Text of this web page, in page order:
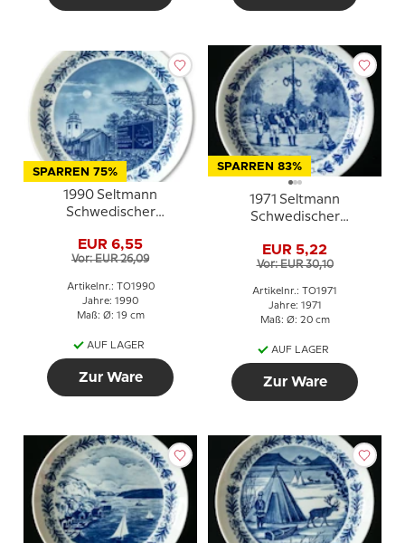
SPARREN 75%
1990 Seltmann
Schwedischer
Norrbotten
EUR 6,55
Vor: EUR 26,09
Artikelnr.: TO1990
Jahre: 1990
Maß: Ø: 19 cm
AUF LAGER
Zur Ware
SPARREN 83%
1971 Seltmann
Schwedischer
Dalarna
EUR 5,22
Vor: EUR 30,10
Artikelnr.: TO1971
Jahre: 1971
Maß: Ø: 20 cm
AUF LAGER
Zur Ware